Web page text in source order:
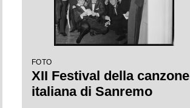
FOTO
XII Festival della canzone
italiana di Sanremo